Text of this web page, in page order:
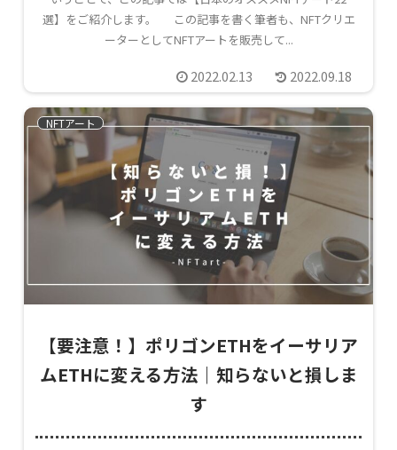
選】をご紹介します。 この記事を書く筆者も、NFTクリエ
ーターとしてNFTアートを販売して...
2022.02.13 2022.09.18
NFTアート
【要注意！】ポリゴンETHをイーサリア
ムETHに変える方法｜知らないと損しま
す